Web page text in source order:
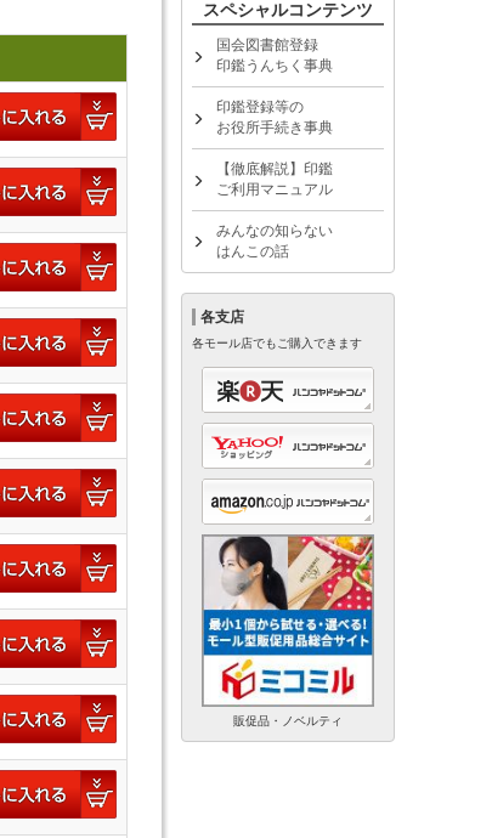
スペシャルコンテンツ
国会図書館登録
印鑑うんちく事典
印鑑登録等の
お役所手続き事典
【徹底解説】印鑑
ご利用マニュアル
みんなの知らない
はんこの話
各支店
各モール店でもご購入できます
販促品・ノベルティ